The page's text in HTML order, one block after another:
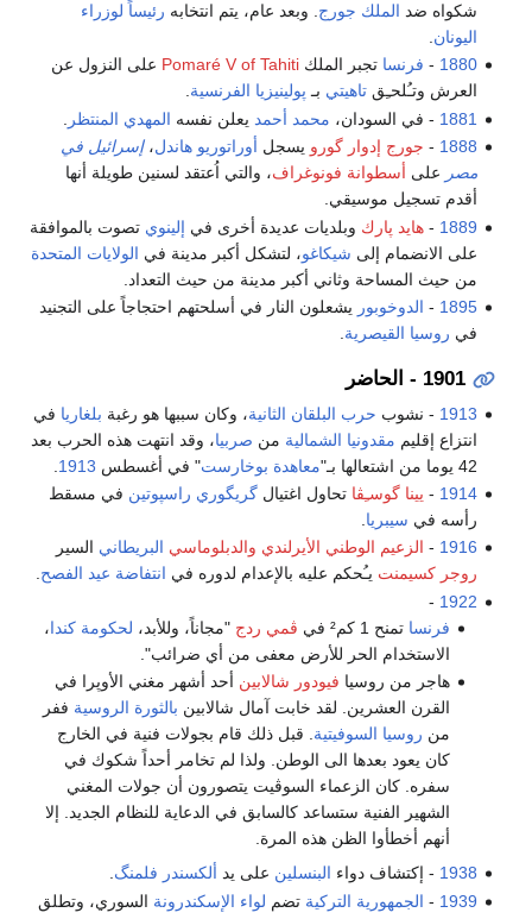
شكواه ضد الملك جورج . وبعد عام، يتم انتخابه رئيساً لوزراء
اليونان
1880
- فرنسا تجبر الملكPomaré V of Tahiti على النزول عن
العرش وتـُلحـِقتاهيتي بـ پولينيزيا الفرنسية.
1881 - في السودان، محمد أحمد يعلن نفسه المهدي المنتظر
1888
- جورج إدوار گورو يسجل أوراتوريو هاندل،إسرائيل في
مصر على أسطوانة فونوغراف، والتي اُعتقد لسنين طويلة أنها
أقدم تسجيل موسيقي.
1889
-هايد پارك وبلديات عديدة أخرى في إلينوي تصوت بالموافقة
على الانضمام إلى شيكاغو، لتشكل أكبر مدينة في الولايات المتحدة
من حيث المساحة وثاني أكبر مدينة من حيث التعداد.
1895
- الدوخوبور يشعلون النار في أسلحتهم احتجاجاً على التجنيد
في روسيا القيصرية
1901 - الحاضر
1913 - نشوب حرب البلقان الثانية، وكان سببها هو رغبة بلغاريا في
انتزاع إقليم مقدونيا الشمالية من صربيا، وقد انتهت هذه الحرب بعد
42 يوما من اشتعالها بـ"
معاهدة بوخارست" في أغسطس 1913
1914
- يينا گوسـِڤا تحاول اغتيالگريگوري راسپوتين في مسقط
رأسه في سيبريا
1916
- الزعيم الوطني الأيرلندي والدبلوماسي البريطاني السير
روجر كسيمنت يـُحكم عليه بالإعدام لدوره في انتفاضة عيد الفصح.
1922
-
فرنسا تمنح 1 كم² في ڤمي ردج "مجاناً، وللأبد، لحكومة كندا،
الاستخدام الحر للأرض معفى من أي ضرائب".
هاجر من روسيا فيودور شالابين أحد أشهر مغني الأوپرا في
القرن العشرين. لقد خابت آمال شالابين بالثورة الروسية ففر
من روسيا السوفيتية . قبل ذلك قام بجولات فنية في الخارج
كان يعود بعدها الى الوطن. ولذا لم تخامر أحداً شكوك في
سفره. كان الزعماء السوڤيت يتصورون أن جولات المغني
الشهير الفنية ستساعد كالسابق في الدعاية للنظام الجديد. إلا
أنهم أخطأوا الظن هذه المرة.
1938 - إكتشاف دواء البنسلين على يد ألكسندر فلمنگ
1939
- الجمهورية التركية تضم لواء الإسكندرونة السوري، وتطلق